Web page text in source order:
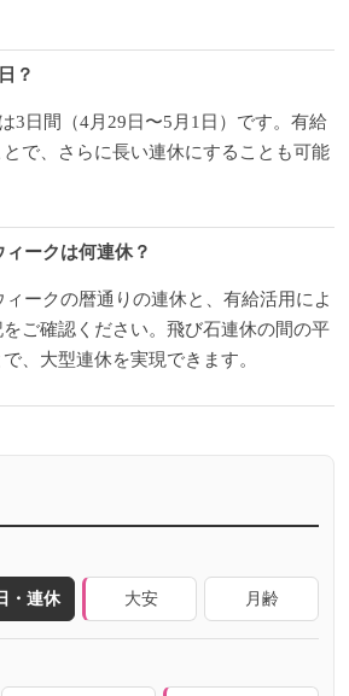
？
3日間（4月29日〜5月1日）です。有給
で、さらに長い連休にすることも可能
ークは何連休？
ークの暦通りの連休と、有給活用によ
ご確認ください。飛び石連休の間の平
、大型連休を実現できます。
・連休 大安 月齢